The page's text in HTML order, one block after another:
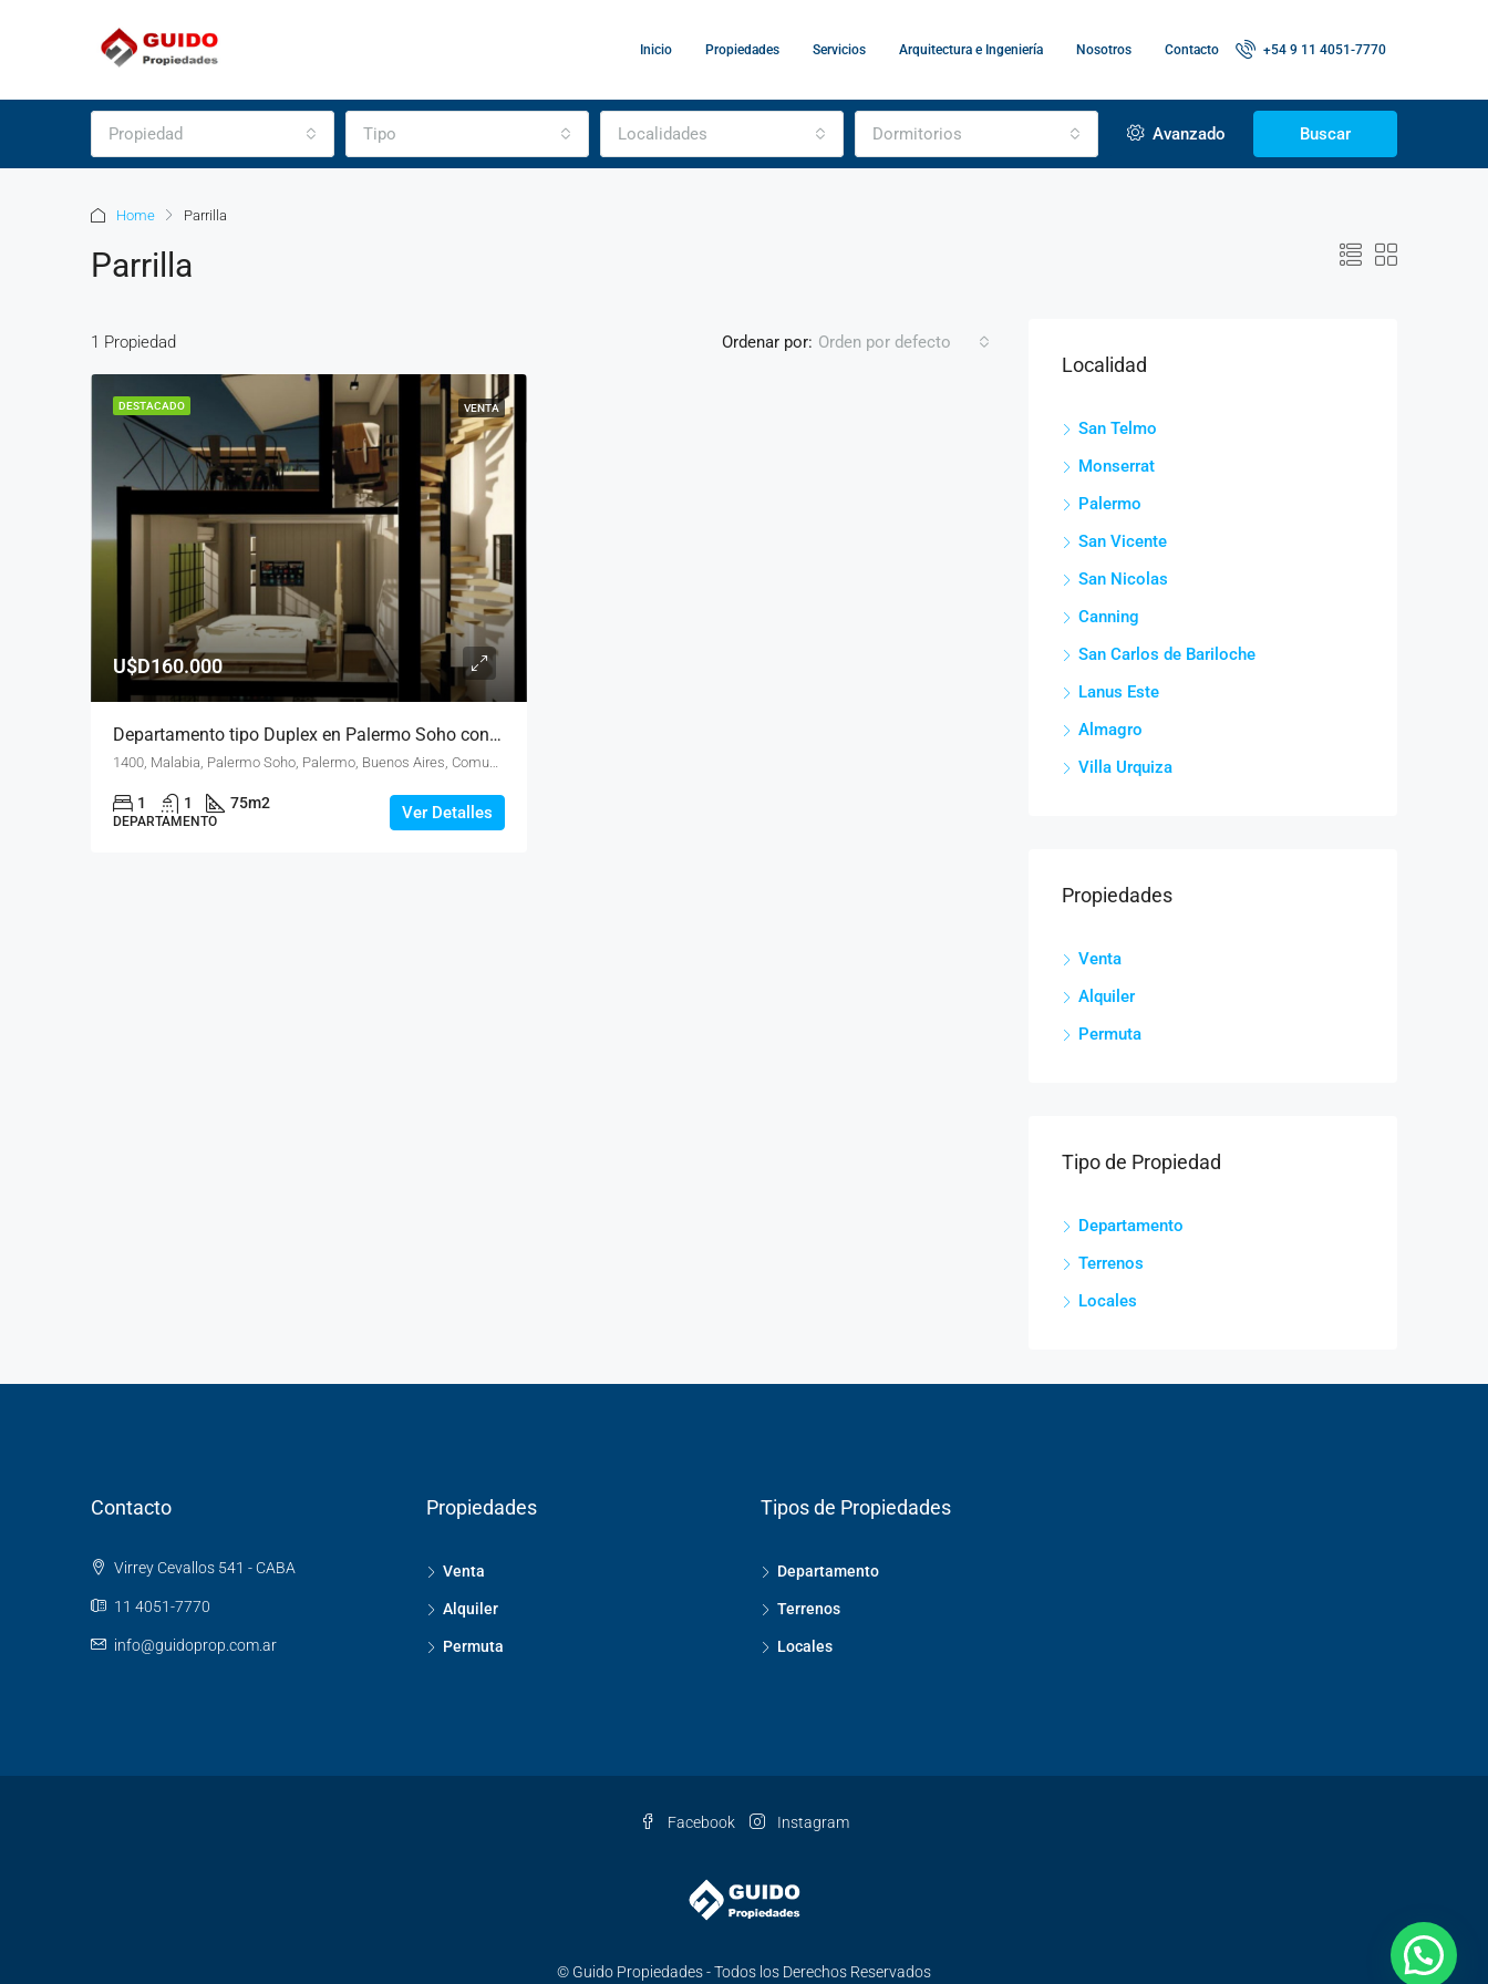
Inicio Propiedades Servicios Arquitectura e Ingeniería Nosotros Contacto +54 9 11 4051-7770
Propiedad Tipo Localidades Dormitorios Avanzado Buscar
Home Parrilla
Parrilla
1 Propiedad Ordenar por: Orden por defecto
DESTACADO VENTA
U$D160.000
Departamento tipo Duplex en Palermo Soho con Espacio, diseño y funcionalidad en altura
1 1 75m2
DEPARTAMENTO Ver Detalles
Localidad
San Telmo
Monserrat
Palermo
San Vicente
San Nicolas
Canning
San Carlos de Bariloche
Lanus Este
Almagro
Villa Urquiza
Propiedades
Venta
Alquiler
Permuta
Tipo de Propiedad
Departamento
Terrenos
Locales
Contacto
Virrey Cevallos 541 - CABA
11 4051-7770
info@guidoprop.com.ar
Propiedades
Venta
Alquiler
Permuta
Tipos de Propiedades
Departamento
Terrenos
Locales
Facebook Instagram
© Guido Propiedades - Todos los Derechos Reservados